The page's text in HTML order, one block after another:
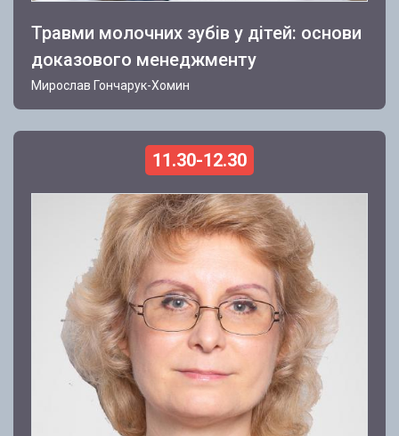
Травми молочних зубів у дітей: основи
доказового менеджменту
Мирослав Гончарук-Хомин
11.30-12.30